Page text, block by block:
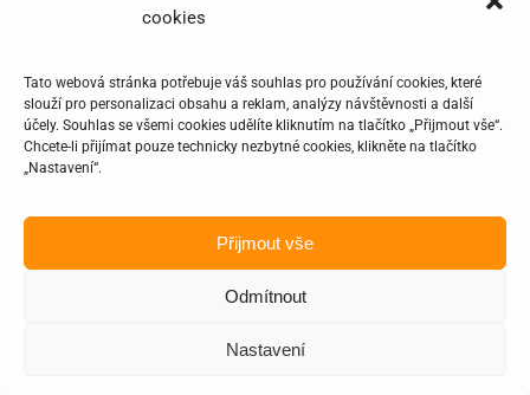
cookies
Tato webová stránka potřebuje váš souhlas pro používání cookies, které
slouží pro personalizaci obsahu a reklam, analýzy návštěvnosti a další
účely. Souhlas se všemi cookies udělíte kliknutím na tlačítko „Přijmout vše“.
Chcete-li přijímat pouze technicky nezbytné cookies, klikněte na tlačítko
„Nastavení“.
Přijmout vše
Odmítnout
Nastavení